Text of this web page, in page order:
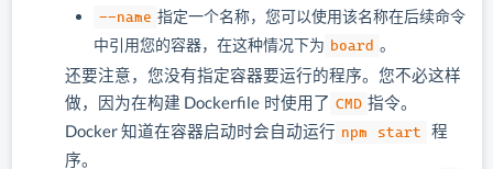
--name 指定一个名称，您可以使用该名称在后续命令
中引用您的容器，在这种情况下为 board 。
还要注意，您没有指定容器要运行的程序。您不必这样
做，因为在构建 Dockerfile 时使用了 CMD 指令。
Docker 知道在容器启动时会自动运行 npm start 程
序。